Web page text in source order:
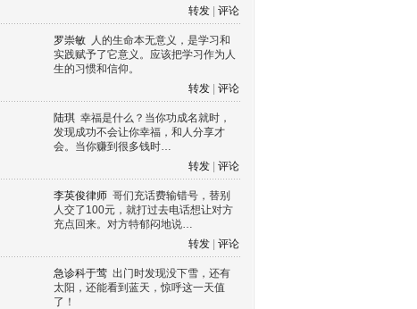
转发
评论
罗崇敏 人的生命本无意义，是学习和
实践赋予了它意义。应该把学习作为人
生的习惯和信仰。
转发
评论
陆琪 幸福是什么？当你功成名就时，
发现成功不会让你幸福，和人分享才
会。当你赚到很多钱时…
转发
评论
李英俊律师 哥们充话费输错号，替别
人交了100元，就打过去电话想让对方
充点回来。对方特郁闷地说…
转发
评论
急诊科于莺 出门时发现没下雪，还有
太阳，还能看到蓝天，惊呼这一天值
了！